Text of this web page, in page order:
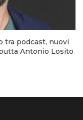
tra podcast, nuovi
Antonio Losito